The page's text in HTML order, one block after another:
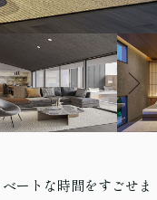
ートな時間をすごせま